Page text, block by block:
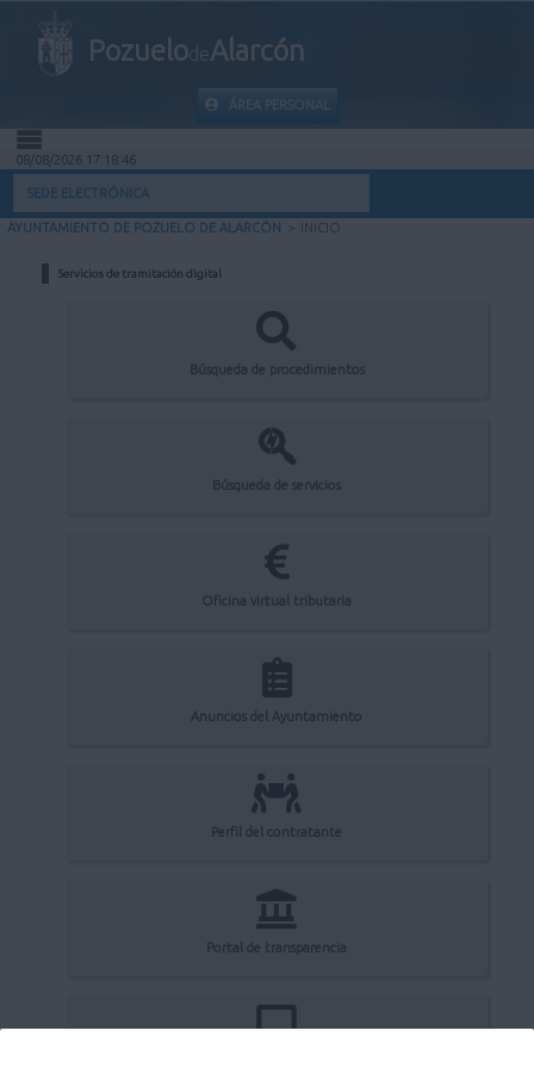
PozuelodeAlarcón
ÁREA PERSONAL
INICIO
INFORMACIÓN MUNICIPAL
08/08/2026 17:18:46
SEDE ELECTRÓNICA
AYUNTAMIENTO DE POZUELO DE ALARCÓN > INICIO
Servicios de tramitación digital
Búsqueda de procedimientos
Búsqueda de servicios
Oficina virtual tributaria
Anuncios del Ayuntamiento
Perfil del contratante
Portal de transparencia